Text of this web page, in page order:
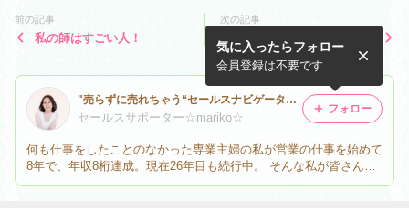
前の記事
私の師はすごい人！
次の記事
"売らずに売れちゃう“セールスナビゲーターの☆mariko☆です。
セールスサポーター☆mariko☆
何も仕事をしたことのなかった専業主婦の私が営業の仕事を始めて
8年で、年収8桁達成。現在26年目も続行中。 そんな私が皆さん
に、得意なセールスクロージングについてお話していきます。
気に入ったらフォロー
会員登録は不要です
フォロー